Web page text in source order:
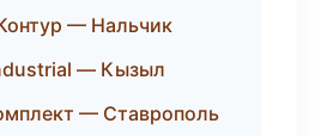
— Нальчик
— Кызыл
— Ставрополь